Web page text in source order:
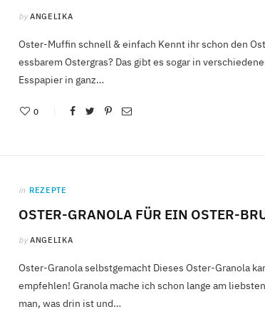
by ANGELIKA
Oster-Muffin schnell & einfach Kennt ihr schon den
essbarem Ostergras? Das gibt es sogar in
Esspapier in ganz…
0
in REZEPTE
OSTER-GRANOLA FÜR EIN OSTER-
by ANGELIKA
Oster-Granola selbstgemacht Dieses Oster-Granola
empfehlen! Granola mache ich schon lange am
man, was drin ist und…